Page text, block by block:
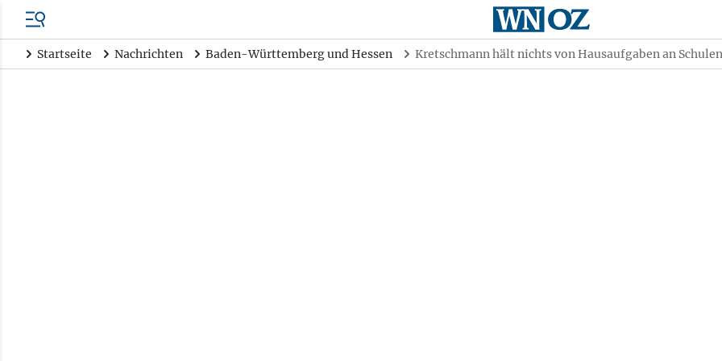
Startseite Nachrichten Baden-Württemberg und Hessen Kretschmann hält nichts von Hausaufgaben an Schulen